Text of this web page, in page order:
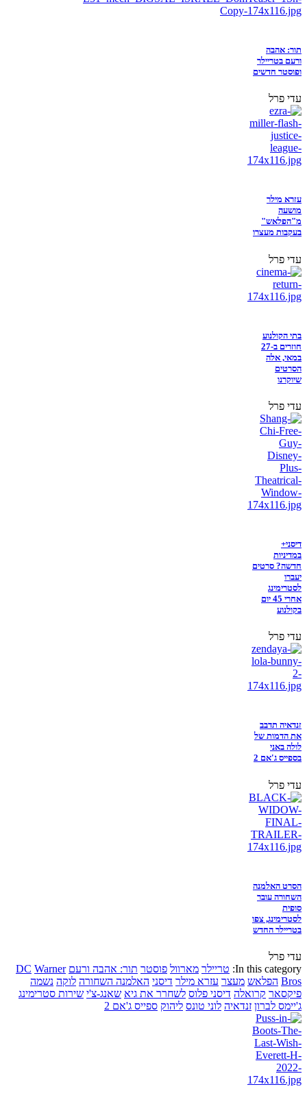
תור: אהבה
ורעם בטריילר
ופוסטר חדשים
עדי פרל
עזרא מילר
מושעה
מ"הפלאש"
בעקבות מעצרו
עדי פרל
בתי הקולנוע
חוזרים ב-27
במאי, אלה
הסרטים
שיוקרנו
עדי פרל
דיסני+
במדיניות
חדשה? סרטים
יעברו
לסטרימינג
אחרי 45 יום
בקולנוע
עדי פרל
זנדאיה תדבב
את הדמות של
לולה באני
בספייס ג'אם 2
עדי פרל
הסרט האלמנה
השחורה עובר
סופית
לסטרימינג, צפו
בטריילר החדש
עדי פרל
In this category: טריילר מארוול פוסטר תור: אהבה ורעם DC Warner
Bros הפלאש מעצר עזרא מילר דיסני האלמנה השחורה לוקה נשמה
פיקסאר קרואלה דיסני פלוס לשחרר את גיא שאנג-צ'י שירות סטרימינג
ג'יימס לברון זנדאיה לוני טונס ליהוק ספייס ג'אם 2